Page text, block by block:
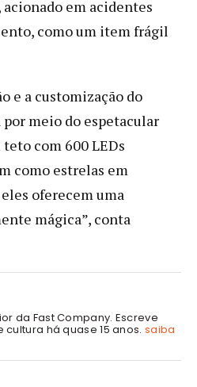
em acidentes
como um item frágil
e a customização do
meio do espetacular
teto com 600 LEDs
como estrelas em
oferecem uma
mágica”, conta
da Fast Company. Escreve
há quase 15 anos. saiba